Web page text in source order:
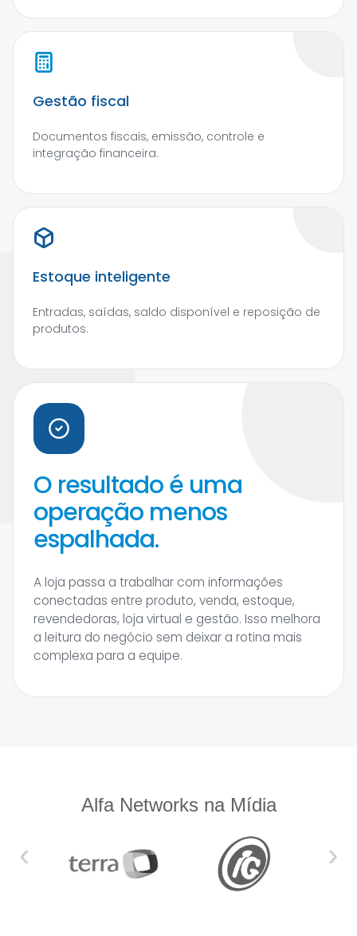
Gestão fiscal
Documentos fiscais, emissão, controle e
integração financeira.
Estoque inteligente
Entradas, saídas, saldo disponível e reposição de
produtos.
O resultado é uma
operação menos
espalhada.
A loja passa a trabalhar com informações
conectadas entre produto, venda, estoque,
revendedoras, loja virtual e gestão. Isso melhora
a leitura do negócio sem deixar a rotina mais
complexa para a equipe.
Alfa Networks na Mídia
‹ ›